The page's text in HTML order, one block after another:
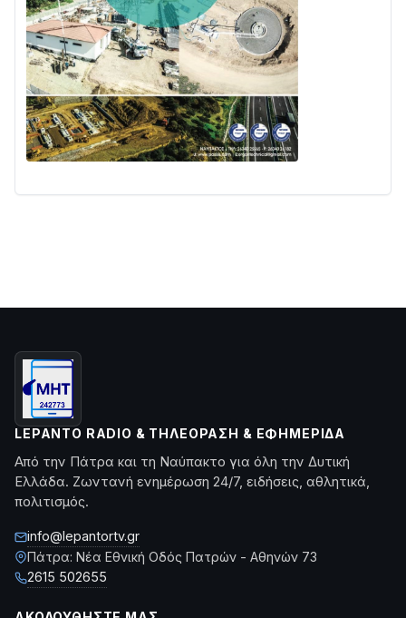
LEPANTO RADIO & ΤΗΛΕΌΡΑΣΗ & ΕΦΗΜΕΡΊΔΑ
Από την Πάτρα και τη Ναύπακτο για όλη την Δυτική
Ελλάδα. Ζωντανή ενημέρωση 24/7, ειδήσεις, αθλητικά,
πολιτισμός.
info@lepantortv.gr
Πάτρα: Νέα Εθνική Οδός Πατρών - Αθηνών 73
2615 502655